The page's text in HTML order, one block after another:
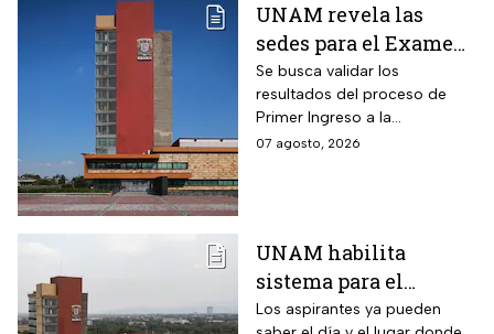
UNAM revela las
sedes para el Examen
de control 2026;
consulta dónde será
Se busca validar los
resultados del proceso de
Primer Ingreso a la
Licenciatura luego de
07 agosto, 2026
UNAM habilita
sistema para el
examen de control: así
Los aspirantes ya pueden